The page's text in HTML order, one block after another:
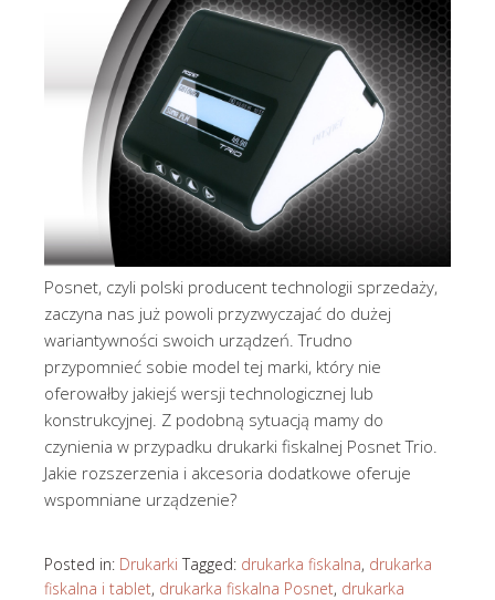
Posnet, czyli polski producent technologii sprzedaży,
zaczyna nas już powoli przyzwyczajać do dużej
wariantywności swoich urządzeń. Trudno
przypomnieć sobie model tej marki, który nie
oferowałby jakiejś wersji technologicznej lub
konstrukcyjnej. Z podobną sytuacją mamy do
czynienia w przypadku drukarki fiskalnej Posnet Trio.
Jakie rozszerzenia i akcesoria dodatkowe oferuje
wspomniane urządzenie?
Posted in: Drukarki Tagged: drukarka fiskalna, drukarka
fiskalna i tablet, drukarka fiskalna Posnet, drukarka